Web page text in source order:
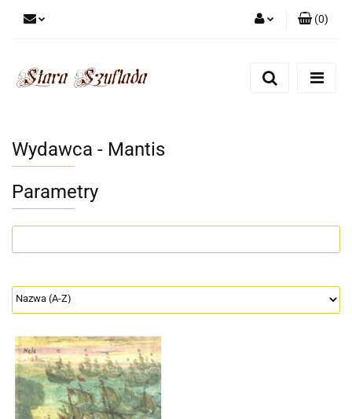
Zarejestruj się
(0)
Wydawca - Mantis
Parametry